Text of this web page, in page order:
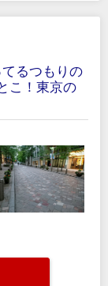
てるつもりの
こ！東京の